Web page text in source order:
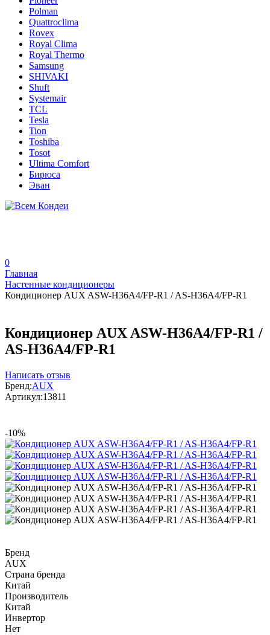
Polman
Quattroclima
Rovex
Royal Clima
Royal Thermo
Samsung
SHIVAKI
Shuft
Systemair
TCL
Tesla
Tion
Toshiba
Tosot
Ultima Comfort
Бирюса
Эван
0
Главная
Настенные кондиционеры
Кондиционер AUX ASW-H36A4/FP-R1 / AS-H36A4/FP-R1
Кондиционер AUX ASW-H36A4/FP-R1 /
AS-H36A4/FP-R1
Написать отзыв
Бренд:AUX
Артикул:13811
-10%
Бренд
AUX
Страна бренда
Китай
Производитель
Китай
Инвертор
Нет